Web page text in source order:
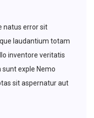
natus error sit
laudantium totam
inventore veritatis
exple Nemo
sit aspernatur aut